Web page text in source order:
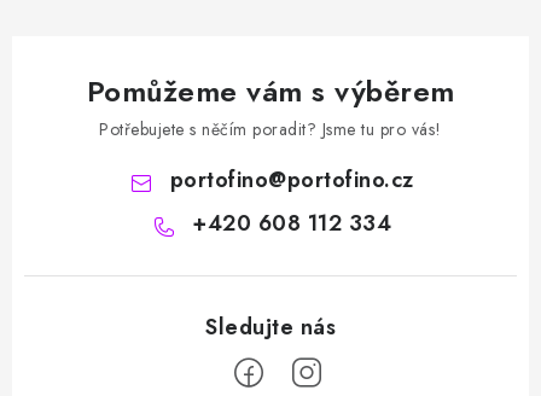
Pomůžeme vám s výběrem
Potřebujete s něčím poradit? Jsme tu pro vás!
portofino@portofino.cz
+420 608 112 334